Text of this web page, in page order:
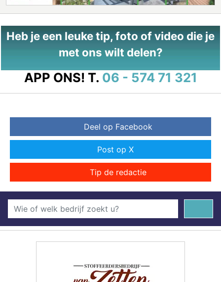
Heb je een leuke tip, foto of video die je
met ons wilt delen?
APP ONS! T. 06 - 574 71 321
Deel op Facebook
Post op X
Tip de redactie